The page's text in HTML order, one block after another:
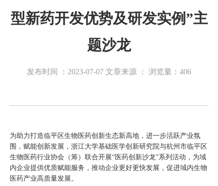
型新药开发优势及研发实例”主
题沙龙
发布时间 ：2023-07-07 文章来源 ： 浏览量： 406
为助力打造临平区生物医药创新生态新高地，进一步活跃产业氛
围，赋能创新发展，浙江大学基础医学创新研究院与杭州市临平区
生物医药行业协会（筹）联合开展“医药创新沙龙”系列活动，为域
内企业提供优质赋能服务，推动企业更好更快发展，促进域内生物
医药产业高质量发展。